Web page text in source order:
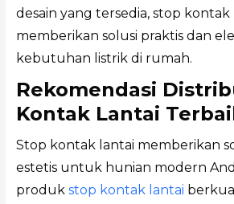
desain yang tersedia, stop kontak
memberikan solusi praktis dan
kebutuhan listrik di rumah.
Rekomendasi
Kontak Lantai
Stop kontak lantai memberikan
estetis untuk hunian modern
produk stop kontak lantai